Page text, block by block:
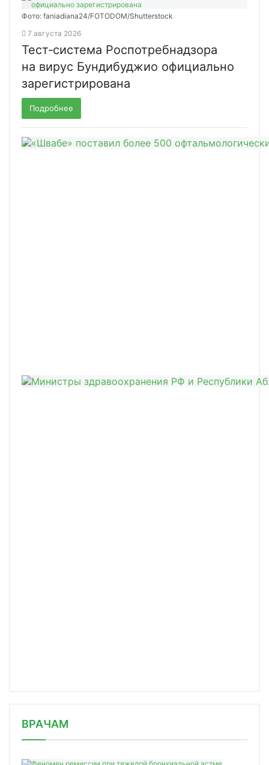
Фото: faniadiana24/FOTODOM/Shutterstock
7 августа 2026
Тест‑система Роспотребнадзора
на вирус Бундибуджио официально
зарегистрирована
Подробнее
ВРАЧАМ